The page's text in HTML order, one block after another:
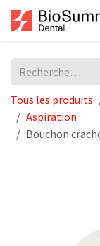
Se rendre au contenu
Tous les produits
Aspiration
Bouchon